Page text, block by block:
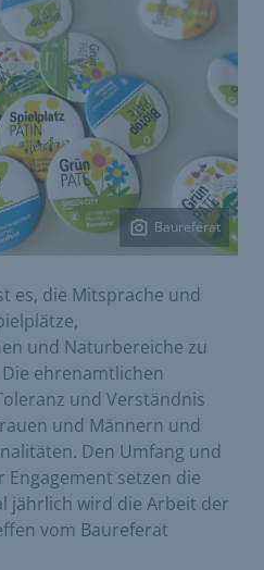
Baureferat
es, die Mitsprache und
und Naturbereiche zu
ehrenamtlichen
und Verständnis
und Männern und
Den Umfang und
setzen die
jährlich wird die Arbeit der
vom Baureferat